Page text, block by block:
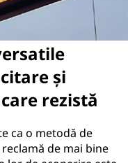
și
rezistă
ca o metodă de
de mai bine